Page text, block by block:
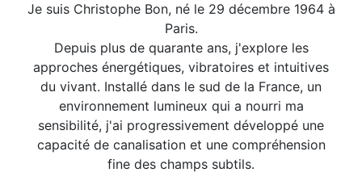
Je suis Christophe Bon, né le 29 décembre 1964 à
Paris.
Depuis plus de quarante ans, j'explore les
approches énergétiques, vibratoires et intuitives
du vivant. Installé dans le sud de la France, un
environnement lumineux qui a nourri ma
sensibilité, j'ai progressivement développé une
capacité de canalisation et une compréhension
fine des champs subtils.